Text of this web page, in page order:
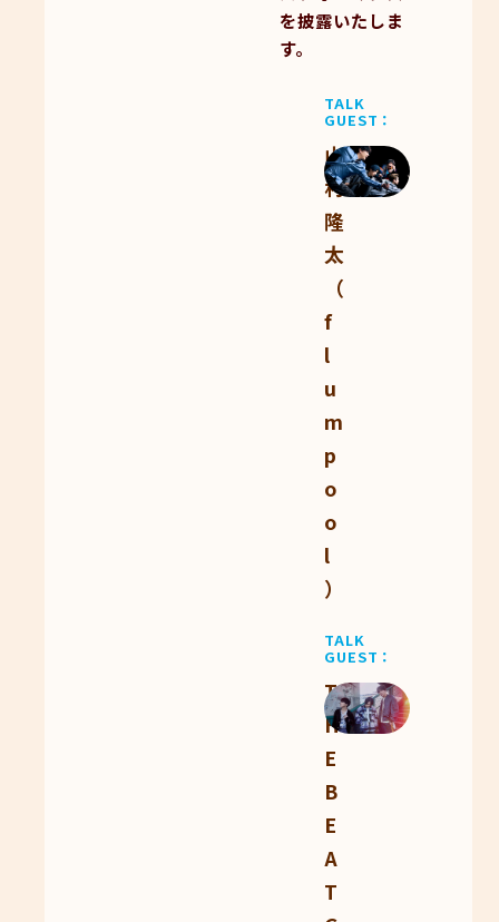
を披露いたしま
す。
TALK
GUEST
山
村
隆
太
（
f
l
u
m
p
o
o
l
）
TALK
GUEST
T
H
E
B
E
A
T